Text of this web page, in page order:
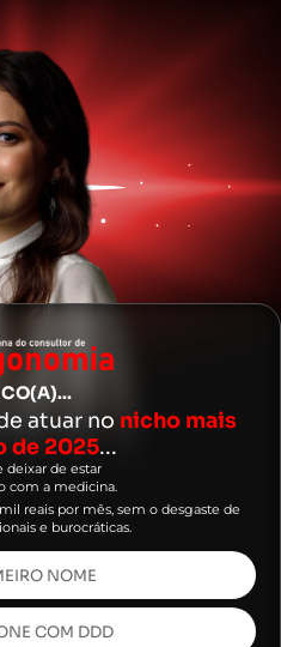
atuar no nicho mais
de 2025...
deixar de estar
com a medicina.
reais por mês, sem o desgaste de
e burocráticas.